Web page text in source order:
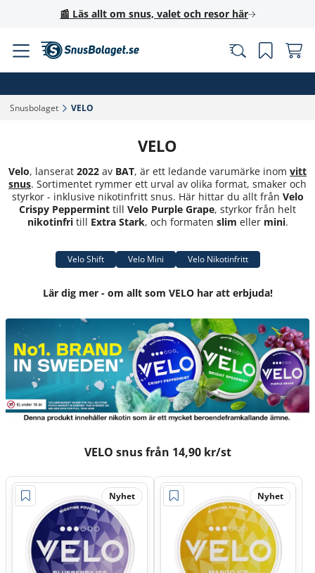
📰 Läs allt om snus, valet och resor här
Snusbolaget‎ VELO‎
VELO
Velo, lanserat 2022 av BAT, är ett ledande varumärke inom vitt
snus. Sortimentet rymmer ett urval av olika format, smaker och
styrkor - inklusive nikotinfritt snus. Här hittar du allt från Velo
Crispy Peppermint till Velo Purple Grape, styrkor från helt
nikotinfritill Extra Stark, och formaten slim eller mini.
Velo Shift Velo Mini Velo Nikotinfritt
Lär dig mer - om allt som VELO har att erbjuda!
VELO snus från 14,90 kr/st
Nyhet Nyhet